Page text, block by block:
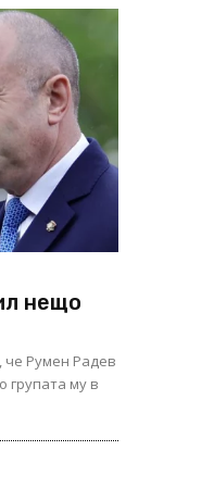
нещо
че Румен Радев
групата му в